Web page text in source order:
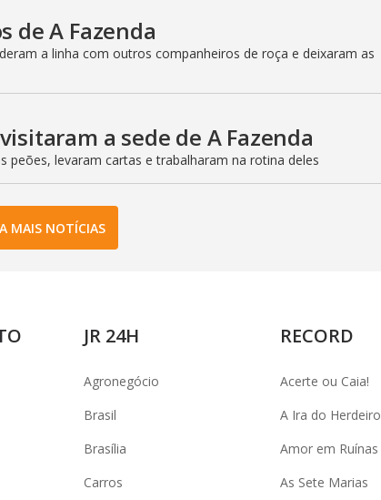
de A Fazenda
a linha com outros companheiros de roça e deixaram as
a sede de A Fazenda
levaram cartas e trabalharam na rotina deles
MAIS NOTÍCIAS
JR 24H
Agronegócio
Brasil
Brasília
Carros
RECORD
Acerte ou Caia!
A Ira do Herdeiro
Amor em Ruínas
As Sete Marias